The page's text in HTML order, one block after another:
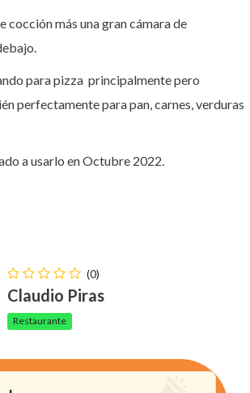
cocción más una gran cámara de
para pizza principalmente pero
perfectamente para pan, carnes, verduras
a usarlo en Octubre 2022.
(0)
Claudio Piras
Restaurante